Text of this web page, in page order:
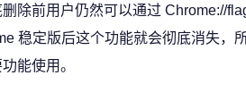
除前用户仍然可以通过 Chrome://
稳定版后这个功能就会彻底消失，
能使用。